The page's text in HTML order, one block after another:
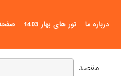
درباره ما تور های بهار 1403
مقصد